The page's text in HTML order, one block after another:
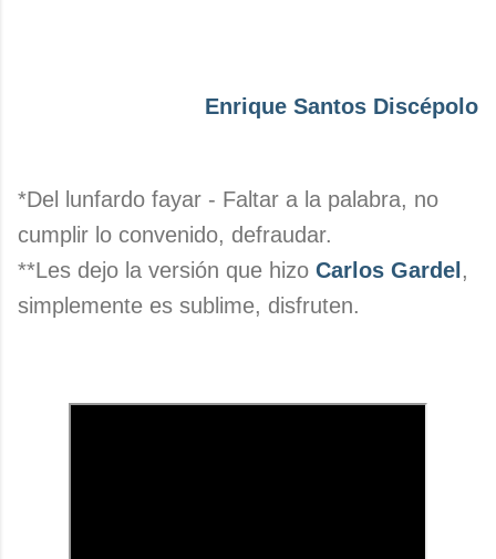
Enrique Santos Discépolo
*Del lunfardo fayar - Faltar a la palabra, no
cumplir lo convenido, defraudar.
**Les dejo la versión que hizo Carlos Gardel ,
simplemente es sublime, disfruten.